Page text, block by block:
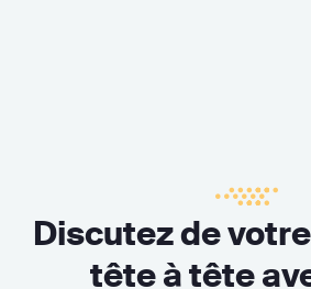
Discutez de
tête à tête